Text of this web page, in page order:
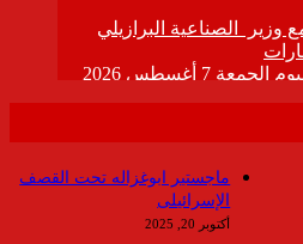
ماجستير ابوغزاله تحت القصف
الإسرائيلى
أكتوبر 20, 2025